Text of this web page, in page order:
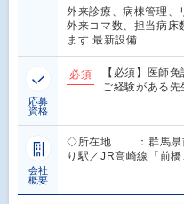
外来診療、病棟管理、
外来コマ数、担当病床
ます 最新設備…
応募
資格
必須
【必須】医師
ご経験がある先
会社
概要
◇所在地 ：群馬県
り駅／JR高崎線「前